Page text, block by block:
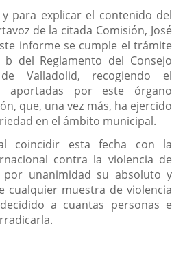
para explicar el contenido del
de la citada Comisión, José
informe se cumple el trámite
del Reglamento del Consejo
Valladolid, recogiendo el
aportadas por este órgano
que, una vez más, ha ejercido
en el ámbito municipal.
coincidir esta fecha con la
contra la violencia de
por unanimidad su absoluto y
cualquier muestra de violencia
a cuantas personas e